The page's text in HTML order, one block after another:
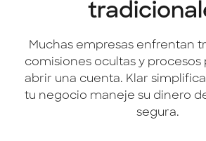
Muchas empresas enfrentan
comisiones ocultas y procesos
abrir una cuenta. Klar
tu negocio maneje su dinero
segura.